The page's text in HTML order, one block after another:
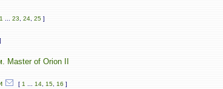
1 23 24, 25]
Master of Orion II
[ 1 14, 15, 16 ]